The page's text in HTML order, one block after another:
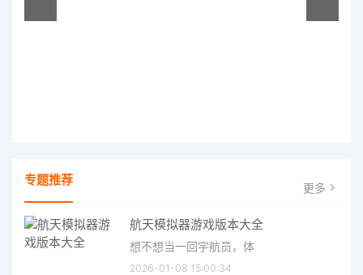
专题推荐 更多
航天模拟器游戏版本大全
想不想当一回宇航员，体
2026-01-08 15:00:34